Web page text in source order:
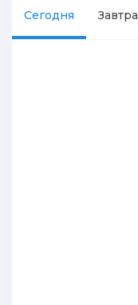
Сегодня Завтра